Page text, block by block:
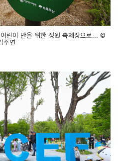
린이 만을 위한 정원 축제장으로... ©
주연